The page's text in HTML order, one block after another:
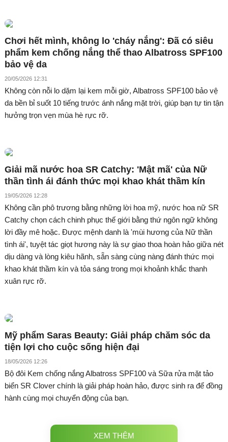
Chơi hết mình, không lo 'cháy nắng': Đã có siêu
phẩm kem chống nắng thể thao Albatross SPF100
bảo vệ da
20/05/2026 12:31
Không còn nỗi lo dặm lại kem mỗi giờ, Albatross SPF100 bảo vệ
da bền bỉ suốt 10 tiếng trước ánh nắng mặt trời, giúp bạn tự tin tận
hưởng trọn vẹn mùa hè rực rỡ.
Giải mã nước hoa SR Catchy: 'Mật mã' của Nữ
thần tình ái đánh thức mọi khao khát thầm kín
19/05/2026 12:28
Không cần phô trương bằng những lời hoa mỹ, nước hoa nữ SR
Catchy chọn cách chinh phục thế giới bằng thứ ngôn ngữ không
lời đầy mê hoặc. Được mệnh danh là 'mùi hương của Nữ thần
tình ái', tuyệt tác giọt hương này là sự giao thoa hoàn hảo giữa nét
dịu dàng và lòng kiêu hãnh, sẵn sàng cùng nàng đánh thức mọi
khao khát thầm kín và tỏa sáng trong mọi khoảnh khắc thanh
xuân rực rỡ.
Mỹ phẩm Saras Beauty: Giải pháp chăm sóc da
tiện lợi cho cuộc sống hiện đại
18/05/2026 12:26
Bộ đôi Kem chống nắng Albatross SPF100 và Sữa rửa mặt tảo
biển SR Clover chính là giải pháp hoàn hảo, được sinh ra để đồng
hành cùng mọi chuyển động của bạn.
XEM THÊM